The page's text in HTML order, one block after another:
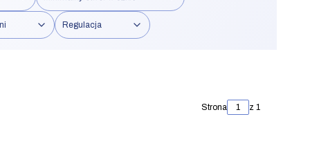
Regulacja
Strona z 1